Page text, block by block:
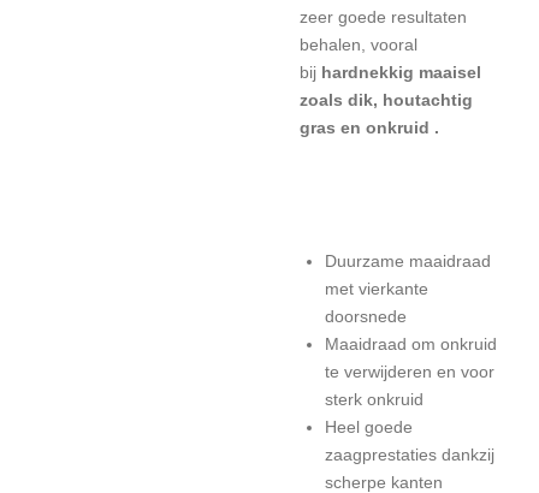
zeer goede resultaten
behalen, vooral
bij hardnekkig maaisel
zoals dik, houtachtig
gras en onkruid .
Duurzame maaidraad
met vierkante
doorsnede
Maaidraad om onkruid
te verwijderen en voor
sterk onkruid
Heel goede
zaagprestaties dankzij
scherpe kanten